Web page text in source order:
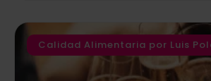
Calidad Alimentaria por Luis